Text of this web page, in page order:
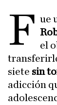
F ue
el
siete sin
adicción